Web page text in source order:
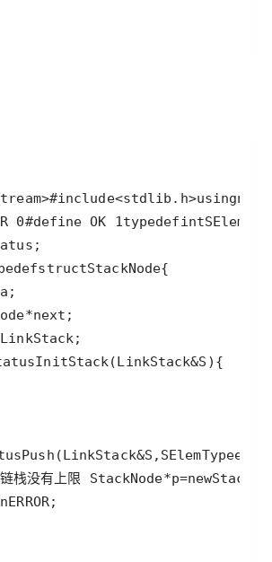
#include<stdlib.h>using
0#define OK 1typedefint
structStackNode
*next
LinkStack
InitStack(LinkStack&S
Push (LinkStack&S , SElemTypee
栈没有上限 StackNode*p=new
ERROR